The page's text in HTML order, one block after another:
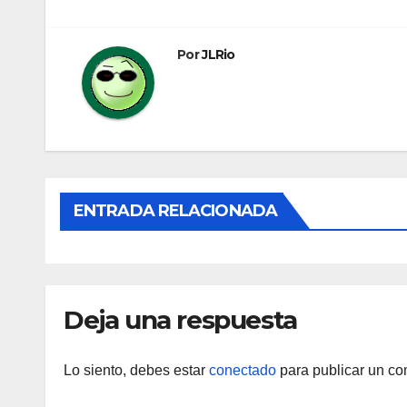
entradas
PorJLRio
ENTRADA RELACIONADA
Deja una respuesta
Lo siento, debes estar conectado para publicar un